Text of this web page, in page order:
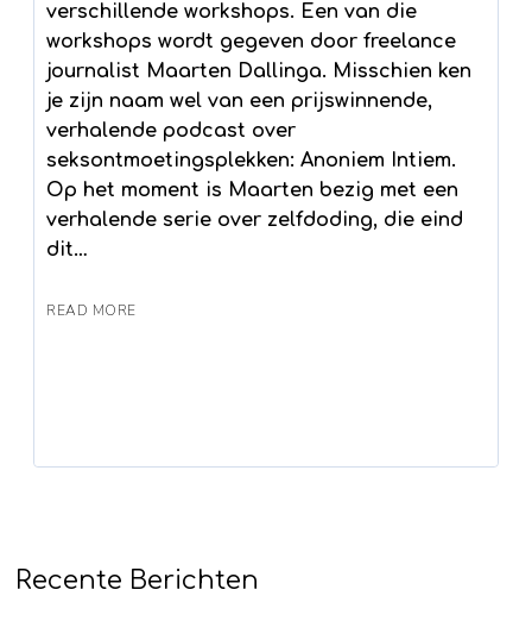
verschillende workshops. Een van die
workshops wordt gegeven door freelance
journalist Maarten Dallinga. Misschien ken
je zijn naam wel van een prijswinnende,
verhalende podcast over
seksontmoetingsplekken: Anoniem Intiem.
Op het moment is Maarten bezig met een
verhalende serie over zelfdoding, die eind
dit…
READ MORE
Recente Berichten